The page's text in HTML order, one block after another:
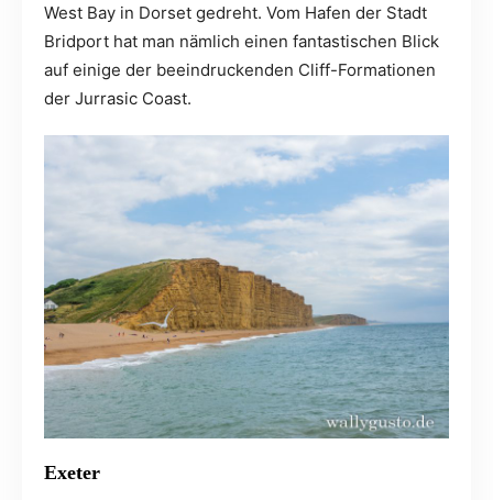
West Bay in Dorset gedreht. Vom Hafen der Stadt
Bridport hat man nämlich einen fantastischen Blick
auf einige der beeindruckenden Cliff-Formationen
der Jurrasic Coast.
Exeter